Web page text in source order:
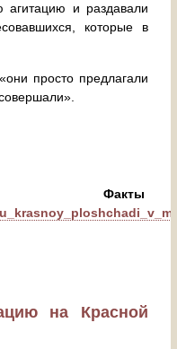
агитацию и раздавали
которые в
просто предлагали
на Красной